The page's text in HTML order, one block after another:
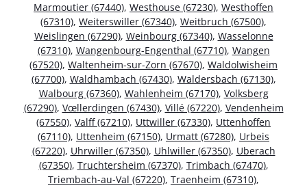
Marmoutier (67440), Westhouse (67230), Westhoffen
(67310), Weiterswiller (67340), Weitbruch (67500),
Weislingen (67290), Weinbourg (67340), Wasselonne
(67310), Wangenbourg-Engenthal (67710), Wangen
(67520), Waltenheim-sur-Zorn (67670), Waldolwisheim
(67700), Waldhambach (67430), Waldersbach (67130),
Walbourg (67360), Wahlenheim (67170), Volksberg
(67290), Vœllerdingen (67430), Villé (67220), Vendenheim
(67550), Valff (67210), Uttwiller (67330), Uttenhoffen
(67110), Uttenheim (67150), Urmatt (67280), Urbeis
(67220), Uhrwiller (67350), Uhlwiller (67350), Uberach
(67350), Truchtersheim (67370), Trimbach (67470),
Triembach-au-Val (67220), Traenheim (67310),